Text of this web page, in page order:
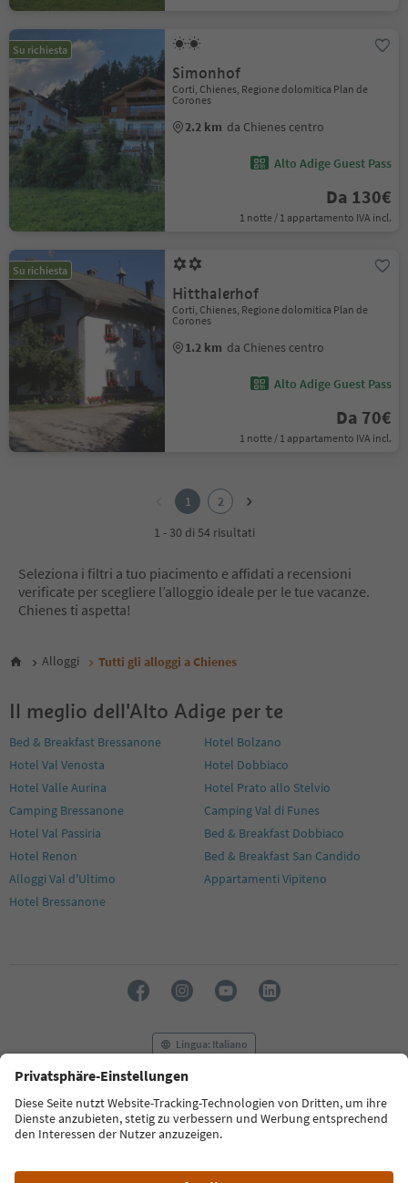
Su richiesta
Simonhof
Corti, Chienes, Regione dolomitica Plan de
Corones
2.2 km da Chienes centro
Alto Adige Guest Pass
Da 130€
1 notte / 1 appartamento IVA incl.
Su richiesta
Hitthalerhof
Corti, Chienes, Regione dolomitica Plan de
Corones
1.2 km da Chienes centro
Alto Adige Guest Pass
Da 70€
1 notte / 1 appartamento IVA incl.
1
2
1 - 30 di 54 risultati
Seleziona i filtri a tuo piacimento e affidati a recensioni
verificate per scegliere l’alloggio ideale per le tue vacanze.
Chienes ti aspetta!
Alloggi Tutti gli alloggi a Chienes
Il meglio dell'Alto Adige per te
Bed & Breakfast Bressanone
Hotel Bolzano
Hotel Val Venosta
Hotel Dobbiaco
Hotel Valle Aurina
Hotel Prato allo Stelvio
Camping Bressanone
Camping Val di Funes
Hotel Val Passiria
Bed & Breakfast Dobbiaco
Hotel Renon
Bed & Breakfast San Candido
Alloggi Val d'Ultimo
Appartamenti Vipiteno
Hotel Bressanone
Lingua: Italiano
FAQ Contatti Press MICE
Privacy Policy
Termini e condizioni
Crediti
Cookie Policy
Alto Adige B2B